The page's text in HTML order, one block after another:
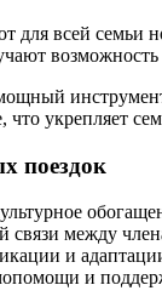
для всей семьи
возможность
укрепляет
поездок
связи между
и
и